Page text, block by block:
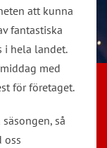
att kunna
fantastiska
i hela landet.
med
för företaget.
så
oss